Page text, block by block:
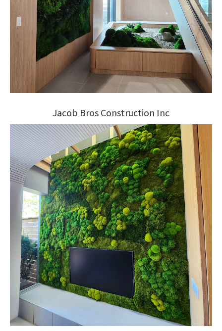
Jacob Bros Construction Inc